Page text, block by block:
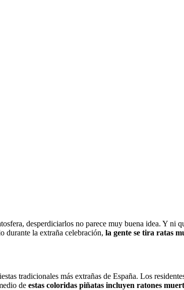
desperdiciarlos no parece muy buena idea. Y ni
durante la extraña celebración, la gente se tira ratas
tradicionales más extrañas de España. Los
de estas coloridas piñatas incluyen ratones